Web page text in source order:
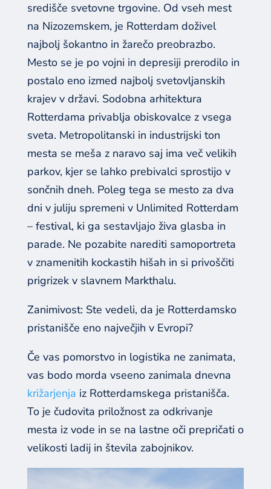
središče svetovne trgovine. Od vseh mest
na Nizozemskem, je Rotterdam doživel
najbolj šokantno in žarečo preobrazbo.
Mesto se je po vojni in depresiji prerodilo in
postalo eno izmed najbolj svetovljanskih
krajev v državi. Sodobna arhitektura
Rotterdama privablja obiskovalce z vsega
sveta. Metropolitanski in industrijski ton
mesta se meša z naravo saj ima več velikih
parkov, kjer se lahko prebivalci sprostijo v
sončnih dneh. Poleg tega se mesto za dva
dni v juliju spremeni v Unlimited Rotterdam
– festival, ki ga sestavljajo živa glasba in
parade. Ne pozabite narediti samoportreta
v znamenitih kockastih hišah in si privoščiti
prigrizek v slavnem Markthalu.
Zanimivost: Ste vedeli, da je Rotterdamsko
pristanišče eno največjih v Evropi?
Če vas pomorstvo in logistika ne zanimata,
vas bodo morda vseeno zanimala dnevna
križarjenja iz Rotterdamskega pristanišča.
To je čudovita priložnost za odkrivanje
mesta iz vode in se na lastne oči prepričati o
velikosti ladij in števila zabojnikov.